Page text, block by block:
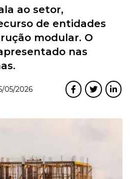
ao setor,
de entidades
modular. O
nas
05/2026